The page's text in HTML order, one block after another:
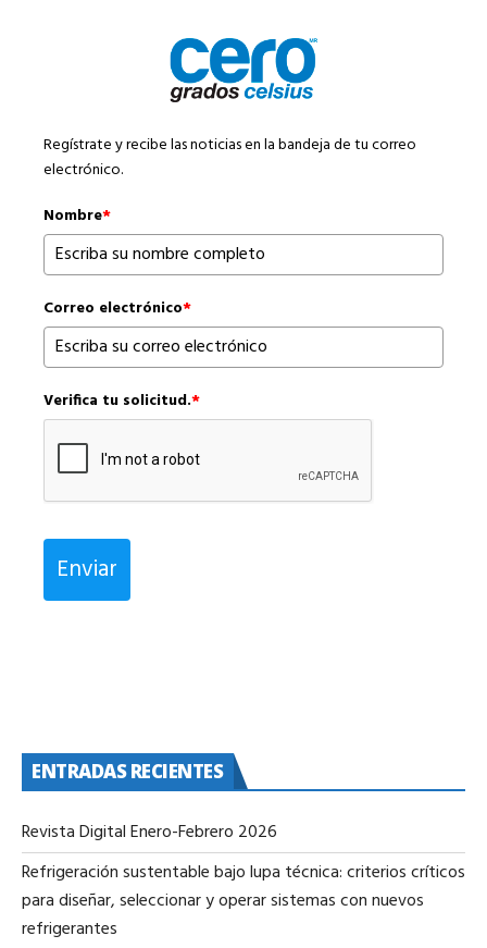
Regístrate y recibe las noticias en la bandeja de tu correo
electrónico.
Nombre*
Correo electrónico*
Verifica tu solicitud.*
Enviar
ENTRADAS RECIENTES
Revista Digital Enero-Febrero 2026
Refrigeración sustentable bajo lupa técnica: criterios críticos
para diseñar, seleccionar y operar sistemas con nuevos
refrigerantes